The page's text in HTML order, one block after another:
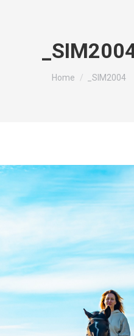
You are here:
Home _SIM2004